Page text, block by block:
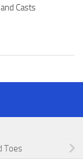
Casts
Toes